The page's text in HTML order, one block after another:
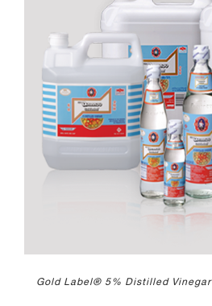
Gold Label® 5% Distilled Vinegar